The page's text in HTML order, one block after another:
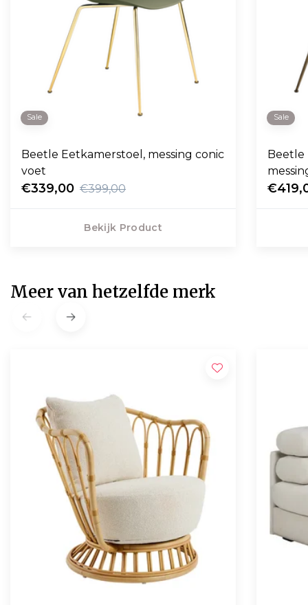
Sale
Beetle Eetkamerstoel, messing conic
voet
€339,00 €399,00
Bekijk Product
Sale
Beetle
Meer van hetzelfde merk